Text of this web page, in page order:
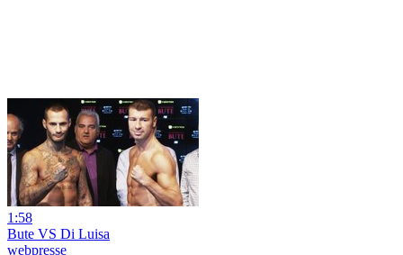
1:58
Bute VS Di Luisa
webpresse